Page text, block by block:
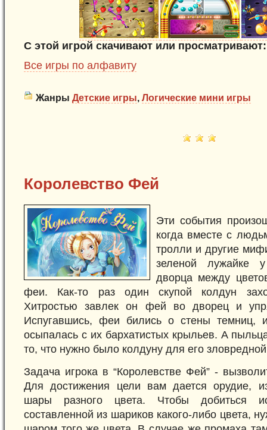
С этой игрой скачивают или просматривают:
Все игры по алфавиту
Жанры Детские игры, Логические мини игры
Королевство Фей
Эти события
когда вместе с
тролли и другие
зеленой лужайке
дворца между
феи. Как-то раз один скупой колдун
Хитростью завлек он фей во дворец и
Испугавшись, феи бились о стены темниц,
осыпалась с их бархатистых крыльев. А
то, что нужно было колдуну для его
Задача игрока в “Королевстве Фей” -
Для достижения цели вам дается орудие,
шары разного цвета. Чтобы добиться
составленной из шариков какого-либо цвета,